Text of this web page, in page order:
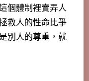
個體制裡賣弄人
救人的性命比爭
別人的尊重，就